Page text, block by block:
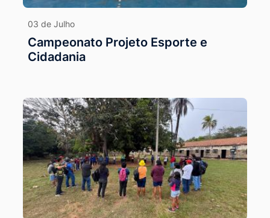
03 de Julho
Campeonato Projeto Esporte e
Cidadania